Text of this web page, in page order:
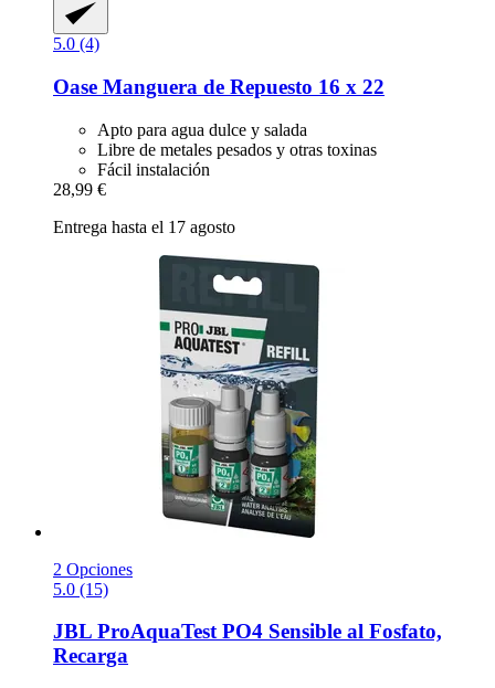
5.0 (4)
Oase Manguera de Repuesto 16 x 22
Apto para agua dulce y salada
Libre de metales pesados y otras toxinas
Fácil instalación
28,99 €
Entrega hasta el 17 agosto
2 Opciones
5.0 (15)
JBL ProAquaTest PO4 Sensible al Fosfato,
Recarga